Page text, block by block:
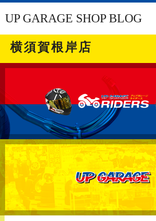
UP GARAGE SHOP BLOG
横須賀根岸店